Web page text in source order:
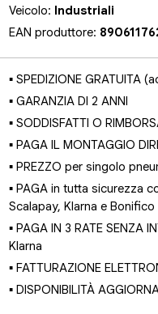
Veicolo: Industriali
EAN produttore:
▪ SPEDIZIONE GRATUITA
▪ GARANZIA DI 2 ANNI
▪ SODDISFATTI O
▪ PAGA IL MONTAGGIO
▪ PREZZO per singolo
▪ PAGA in tutta sicurezza
Scalapay, Klarna e Bonifico
▪ PAGA IN 3 RATE SENZA
Klarna
▪ FATTURAZIONE
▪ DISPONIBILITÀ